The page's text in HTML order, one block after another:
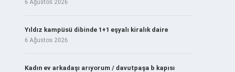
6 Ağustos 2026
Yıldız kampüsü dibinde 1+1 eşyalı kiralık daire
6 Ağustos 2026
Kadın ev arkadaşı arıyorum / davutpaşa b kapısı